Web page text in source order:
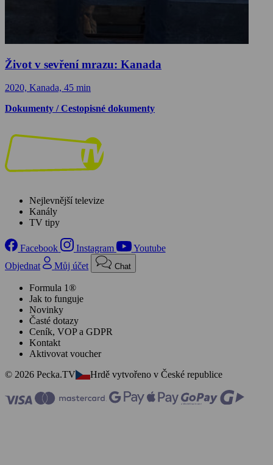
Život v sevření mrazu: Kanada
2020, Kanada, 45 min
Dokumenty / Cestopisné dokumenty
Nejlevnější televize
Kanály
TV tipy
Facebook Instagram
Youtube
Objednat
Můj účet Chat
Formula 1®
Jak to funguje
Novinky
Časté dotazy
Ceník, VOP a GDPR
Kontakt
Aktivovat voucher
© 2026 Pecka.TV
Hrdě vytvořeno v České republice